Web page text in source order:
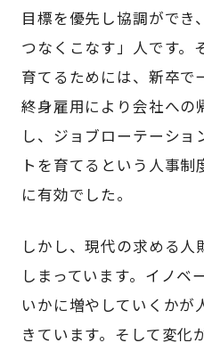
目標を優先し協調ができ
つなくこなす」人です。
育てるためには、新卒で
終身雇用により会社への
し、ジョブローテーシ
トを育てるという人事
に有効でした。
しかし、現代の求める
しまっています。イノベ
いかに増やしていくかが
きています。そして変化